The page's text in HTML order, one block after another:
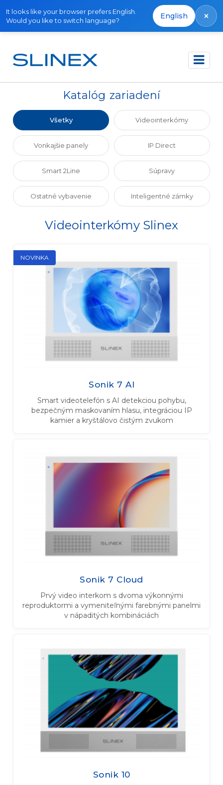
It looks like your browser prefers English.
Would you like to switch language?
English ×
Domov Katalóg
Katalóg zariadení
Všetky Videointerkómy
Vonkajšie panely IP Direct
Smart 2Line Súpravy
Ostatné vybavenie Inteligentné zámky
Videointerkómy Slinex
NOVINKA
Sonik 7 AI
Smart videotelefón s AI detekciou pohybu,
bezpečným maskovaním hlasu, integráciou IP
kamier a kryštálovo čistým zvukom
Sonik 7 Cloud
Prvý video interkom s dvoma výkonnými
reproduktormi a vymeniteľnými farebnými panelmi
v nápaditých kombináciách
Sonik 10